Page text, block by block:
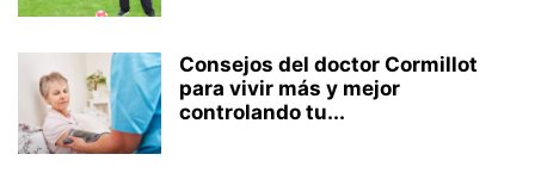
Consejos del doctor Cormillot
para vivir más y mejor
controlando tu...